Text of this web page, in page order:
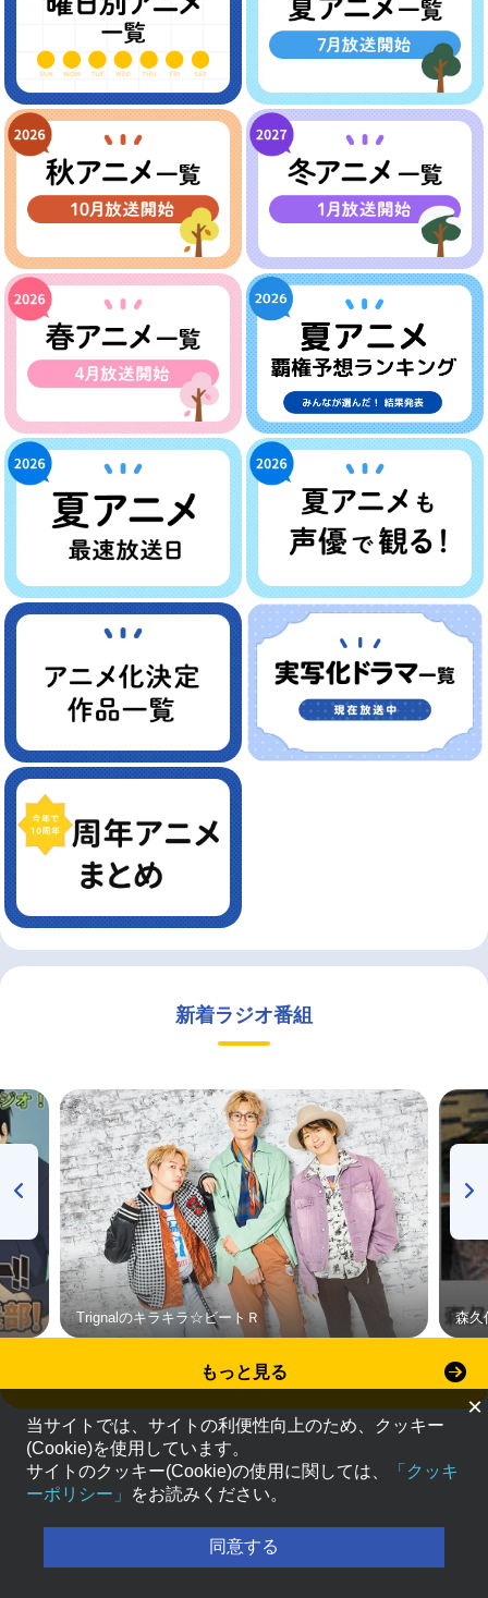
新着ラジオ番組
Trignalのキラキラ☆ビートＲ 森久
もっと見る
×
当サイトでは、サイトの利便性向上のため、クッキー
(Cookie)を使用しています。
サイトのクッキー(Cookie)の使用に関しては、
「クッキ
ーポリシー」
をお読みください。
同意する